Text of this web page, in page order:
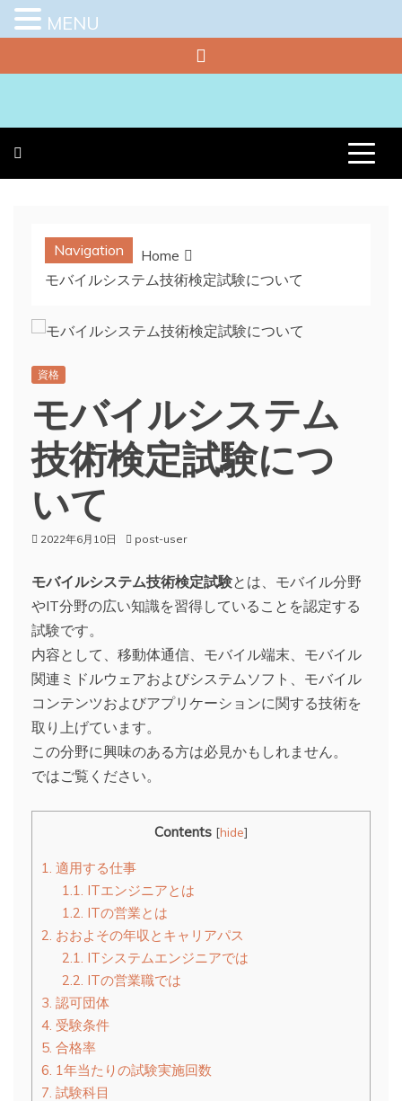
to
Navigation
Home
モバイルシステム技術検定試験について
資格
モバイルシステム
技術検定試験につ
いて
2022年6月10日 post-user
モバイルシステム技術検定試験とは、モバイル分野
やIT分野の広い知識を習得していることを認定する
試験です。
内容として、移動体通信、モバイル端末、モバイル
関連ミドルウェアおよびシステムソフト、モバイル
コンテンツおよびアプリケーションに関する技術を
取り上げています。
この分野に興味のある方は必見かもしれません。
ではご覧ください。
Contents [hide]
1. 適用する仕事
1.1. ITエンジニアとは
1.2. ITの営業とは
2. おおよその年収とキャリアパス
2.1. ITシステムエンジニアでは
2.2. ITの営業職では
3. 認可団体
4. 受験条件
5. 合格率
6. 1年当たりの試験実施回数
7. 試験科目
MENU